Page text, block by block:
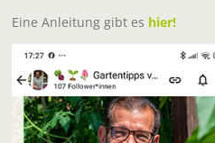
Eine Anleitung gibt es hier!